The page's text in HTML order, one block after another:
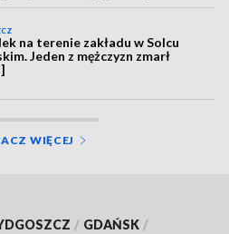
na terenie zakładu w Solcu
Jeden z mężczyzn zmarł
WIĘCEJ
/ GDAŃSK /